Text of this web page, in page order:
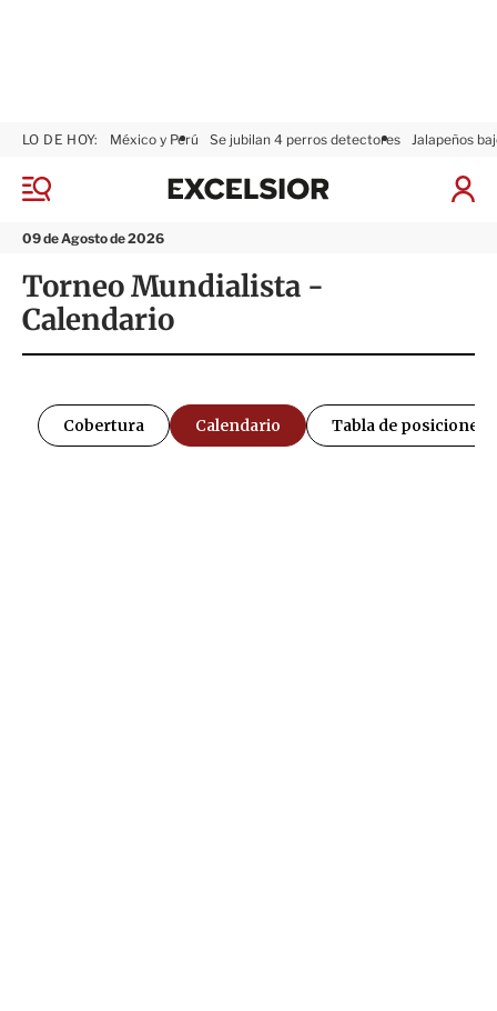
M
n
09 de Agosto de 2026
LO DE HOY: México y Perú Se jubilan 4 perros detectores Jalapeños
I
i
ó
n
x
Torneo Mundialista -
Calendario
Cobertura Calendario Tabla de posiciones